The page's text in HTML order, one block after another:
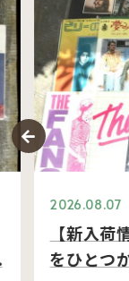
2026.08.07
【新入
をひとつ